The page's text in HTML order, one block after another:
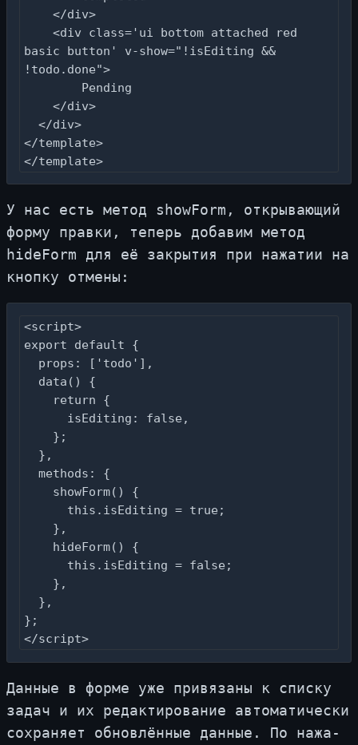
    </div>
    <div class='ui bottom attached red
basic button' v-show="!isEditing &&
!todo.done">
    </div>
  </div>
</template>
</template>
У нас есть ме­тод showForm, от­кры­ва­ю­щий
фор­му прав­ки, те­перь до­ба­вим ме­тод
hideForm для её за­кры­тия при на­жа­тии на
кноп­ку от­ме­ны:
<script>
export default {
  methods: {
};
</script>
Дан­ные в фор­ме уже при­вя­за­ны к спис­ку
за­дач и их ре­дак­ти­ро­ва­ние ав­то­ма­ти­че­ски
со­хра­ня­ет об­нов­лён­ные дан­ные. По на­жа­